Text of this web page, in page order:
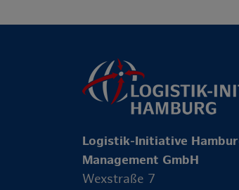
Logistik-Initiative
Management GmbH
Wexstraße 7